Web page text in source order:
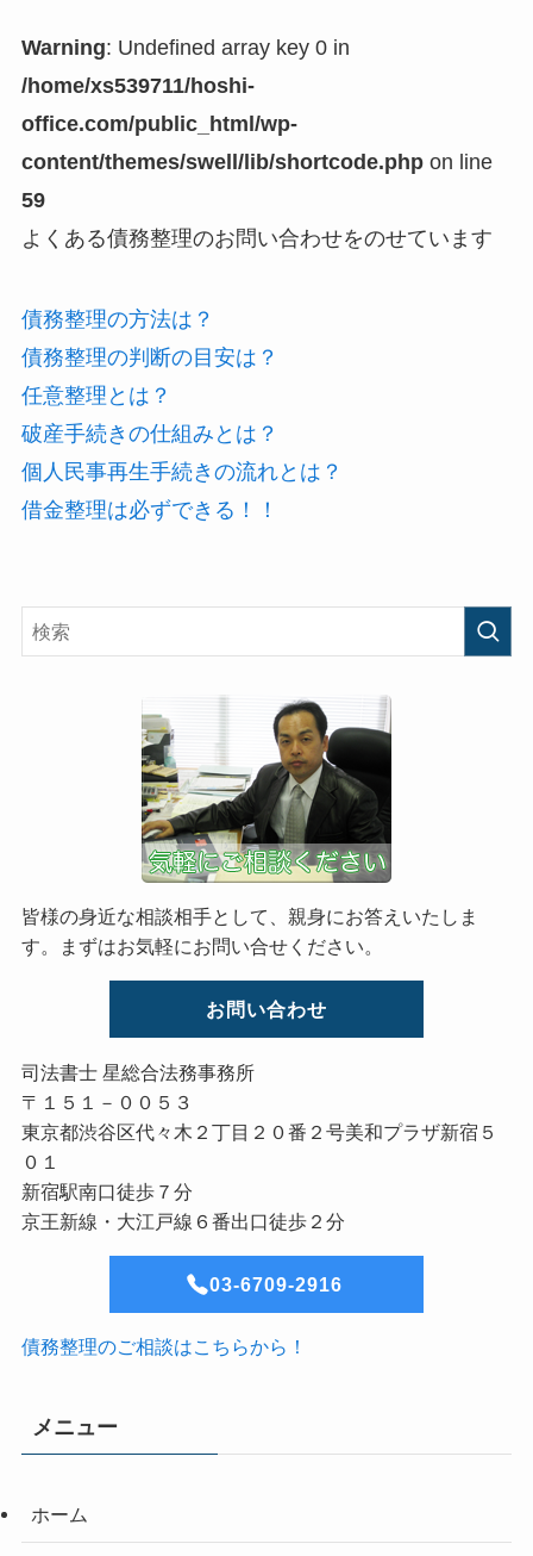
Warning: Undefined array key 0 in
/home/xs539711/hoshi-
office.com/public_html/wp-
content/themes/swell/lib/shortcode.phpon line
59
よくある債務整理のお問い合わせをのせています
債務整理の方法は？
債務整理の判断の目安は？
任意整理とは？
破産手続きの仕組みとは？
個人民事再生手続きの流れとは？
借金整理は必ずできる！！
皆様の身近な相談相手として、親身にお答えいたしま
す。まずはお気軽にお問い合せください。
お問い合わせ
司法書士 星総合法務事務所
〒１５１－００５３
東京都渋谷区代々木２丁目２０番２号美和プラザ新宿５
０１
新宿駅南口徒歩７分
京王新線・大江戸線６番出口徒歩２分
03-6709-2916
債務整理のご相談はこちらから！
メニュー
ホーム